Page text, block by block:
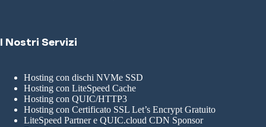
I Nostri Servizi
Hosting con dischi NVMe SSD
Hosting con LiteSpeed Cache
Hosting con QUIC/HTTP3
Hosting con Certificato SSL Let’s Encrypt Gratuito
LiteSpeed Partner e QUIC.cloud CDN Sponsor